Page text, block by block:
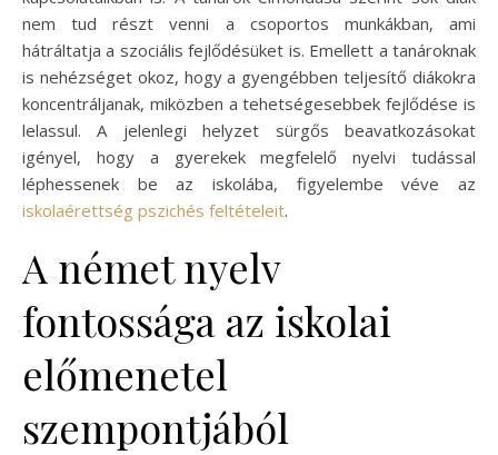
nem tud részt venni a csoportos munkákban, ami
hátráltatja a szociális fejlődésüket is. Emellett a tanároknak
is nehézséget okoz, hogy a gyengébben teljesítő diákokra
koncentráljanak, miközben a tehetségesebbek fejlődése is
lelassul. A jelenlegi helyzet sürgős beavatkozásokat
igényel, hogy a gyerekek megfelelő nyelvi tudással
léphessenek be az iskolába, figyelembe véve az
iskolaérettség pszichés feltételeit.
A német nyelv
fontossága az iskolai
előmenetel
szempontjából